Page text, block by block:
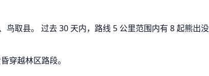
取县。 过去 30 天内，路线 5 公里范围内有 8 起熊出
穿越林区路段。